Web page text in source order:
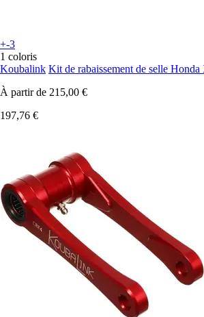
+-3
1 coloris
Koubalink Kit de rabaissement de selle
À partir de 215,00 €
197,76 €